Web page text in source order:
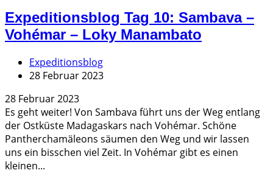
Expeditionsblog Tag 10: Sambava –
Vohémar – Loky Manambato
Expeditionsblog
28 Februar 2023
28 Februar 2023
Es geht weiter! Von Sambava führt uns der Weg entlang
der Ostküste Madagaskars nach Vohémar. Schöne
Pantherchamäleons säumen den Weg und wir lassen
uns ein bisschen viel Zeit. In Vohémar gibt es einen
kleinen...